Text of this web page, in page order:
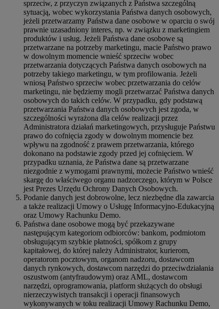
sprzeciw, z przyczyn związanych z Państwa szczególną
sytuacją, wobec wykorzystania Państwa danych osobowych,
jeżeli przetwarzamy Państwa dane osobowe w oparciu o swój
prawnie uzasadniony interes, np. w związku z marketingiem
produktów i usług. Jeżeli Państwa dane osobowe są
przetwarzane na potrzeby marketingu, macie Państwo prawo
w dowolnym momencie wnieść sprzeciw wobec
przetwarzania dotyczących Państwa danych osobowych na
potrzeby takiego marketingu, w tym profilowania. Jeżeli
wniosą Państwo sprzeciw wobec przetwarzania do celów
marketingu, nie będziemy mogli przetwarzać Państwa danych
osobowych do takich celów. W przypadku, gdy podstawą
przetwarzania Państwa danych osobowych jest zgoda, w
szczególności wyrażona dla celów realizacji przez
Administratora działań marketingowych, przysługuje Państwu
prawo do cofnięcia zgody w dowolnym momencie bez
wpływu na zgodność z prawem przetwarzania, którego
dokonano na podstawie zgody przed jej cofnięciem. W
przypadku uznania, że Państwa dane są przetwarzane
niezgodnie z wymogami prawnymi, możecie Państwo wnieść
skargę do właściwego organu nadzorczego, którym w Polsce
jest Prezes Urzędu Ochrony Danych Osobowych.
Podanie danych jest dobrowolne, lecz niezbędne dla zawarcia
a także realizacji Umowy o Usługę Informacyjno-Edukacyjną
oraz Umowy Rachunku Demo.
Państwa dane osobowe mogą być przekazywane
następującym kategoriom odbiorców: bankom, podmiotom
obsługującym szybkie płatności, spółkom z grupy
kapitałowej, do której należy Administrator, kurierom,
operatorom pocztowym, organom nadzoru, dostawcom
danych rynkowych, dostawcom narzędzi do przeciwdziałania
oszustwom (antyfraudowym) oraz AML, dostawcom
narzędzi, oprogramowania, platform służących do obsługi
nierzeczywistych transakcji i operacji finansowych
wykonywanych w toku realizacji Umowy Rachunku Demo,